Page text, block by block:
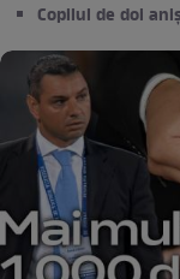
Copilul de doi